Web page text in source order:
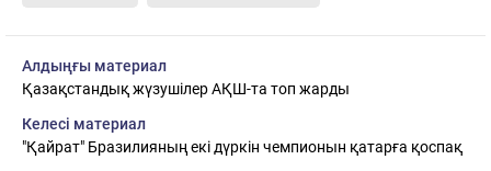
Алдыңғы материал
Қазақстандық жүзушілер АҚШ-та топ жарды
Келесі материал
"Қайрат" Бразилияның екі дүркін чемпионын қатарға қоспақ